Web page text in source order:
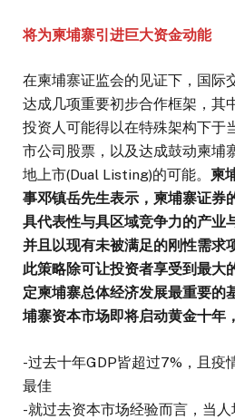
将为柬埔寨引进巨大资金动能
在柬埔寨证监会的见证下，国际
达成几项重要初步合作框架，其
投资人可能得以在特殊架构下于
市公司股票，以及达成鼓动柬埔
地上市(Dual Listing)的可能。 柬
事邓镇岳先生表示，柬埔寨证券
具代表性与具区域竞争力的产业
并且以现有未被满足的刚性需求
此策略除可让投资者享受到最大
定柬埔寨总体经济发展最重要的
埔寨资本市场即将启动黄金十年
-过去十年GDP皆超过7%，且疫
最佳
-就过去资本市场经验而言，当